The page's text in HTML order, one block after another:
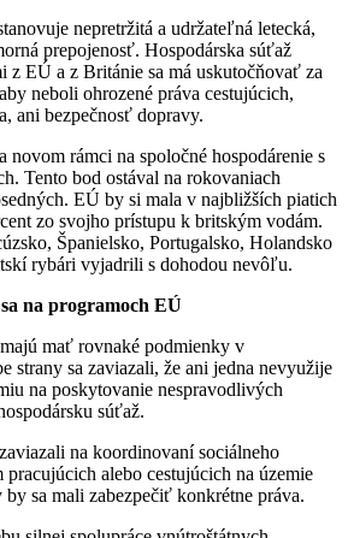
nepretržitá a udržateľná letecká,
prepojenosť. Hospodárska súťaž
z EÚ a z Británie sa má uskutočňovať za
neboli ohrozené práva cestujúcich,
ani bezpečnosť dopravy.
novom rámci na spoločné hospodárenie s
Tento bod ostával na rokovaniach
EÚ by si mala v najbližších piatich
zo svojho prístupu k britským vodám.
Španielsko, Portugalsko, Holandsko
rybári vyjadrili s dohodou nevôľu.
na programoch EÚ
mať rovnaké podmienky v
strany sa zaviazali, že ani jedna nevyužije
na poskytovanie nespravodlivých
súťaž.
na koordinovaní sociálneho
pracujúcich alebo cestujúcich na územie
sa mali zabezpečiť konkrétne práva.